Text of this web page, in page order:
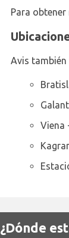
Para
Avis también
Viena
¿Dónde